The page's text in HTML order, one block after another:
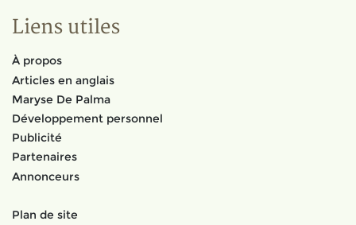
Liens utiles
À propos
Articles en anglais
Maryse De Palma
Développement personnel
Publicité
Partenaires
Annonceurs
Plan de site